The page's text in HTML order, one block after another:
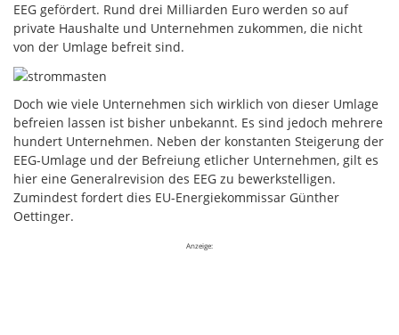
EEG gefördert. Rund drei Milliarden Euro werden so auf
private Haushalte und Unternehmen zukommen, die nicht
von der Umlage befreit sind.
Doch wie viele Unternehmen sich wirklich von dieser Umlage
befreien lassen ist bisher unbekannt. Es sind jedoch mehrere
hundert Unternehmen. Neben der konstanten Steigerung der
EEG-Umlage und der Befreiung etlicher Unternehmen, gilt es
hier eine Generalrevision des EEG zu bewerkstelligen.
Zumindest fordert dies EU-Energiekommissar Günther
Oettinger.
Anzeige: